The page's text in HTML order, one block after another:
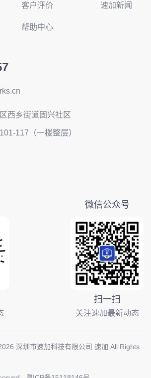
客户评价
帮助中心
速加新闻
西乡街道固兴社区
117（一楼整层）
微信公众号
扫一扫
关注速加最新动态
深圳市速加科技有限公司 速加 All Rights